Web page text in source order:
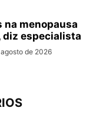
na menopausa
especialista
de 2026